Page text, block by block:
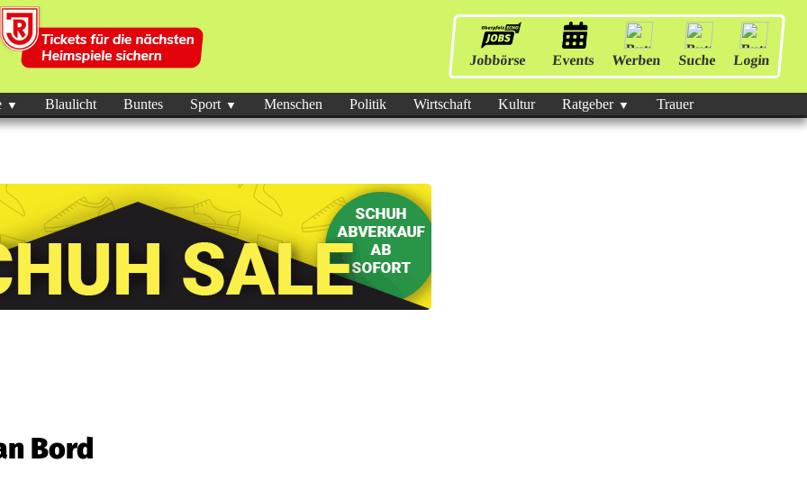
Jobbörse Events Werben Suche Login
Blaulicht Buntes Sport Menschen Politik Wirtschaft Kultur Ratgeber Trauer
Bord